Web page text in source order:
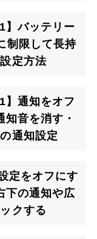
】バッテリー
制限して長持
定方法
】通知をオフ
知音を消す・
通知設定
定をオフにす
下の通知や広
クする